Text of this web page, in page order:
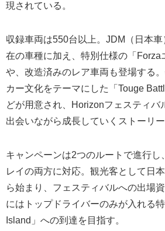
現されている。
収録車両は550台以上。JDM（日本
在の車種に加え、特別仕様の「Forza
や、改造済みのレア車両も登場する
カー文化をテーマにした「Touge
どが用意され、Horizonフェスティバ
出会いながら成長していくストーリー
キャンペーンは2つのルートで進行し
レイの両方に対応。観光客として日
ら始まり、フェスティバルへの出場
にはトップドライバーのみが入れる
Island」への到達を目指す。